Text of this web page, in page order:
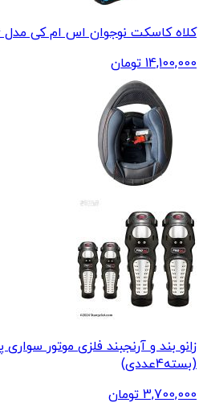
کلاه کاسکت نوجوان اس ام کی مدل BIONIC CHIMPZ MA264
14,100,000 تومان
(بسته4‌‌عددی)
3,700,000 تومان